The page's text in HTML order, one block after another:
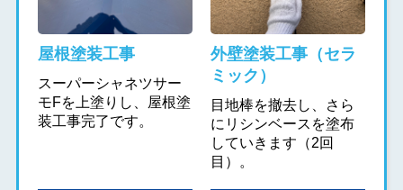
屋根塗装工事
スーパーシャネツサー
モFを上塗りし、屋根塗
装工事完了です。
外壁塗装工事（セラ
ミック）
目地棒を撤去し、さら
にリシンベースを塗布
していきます（2回
目）。